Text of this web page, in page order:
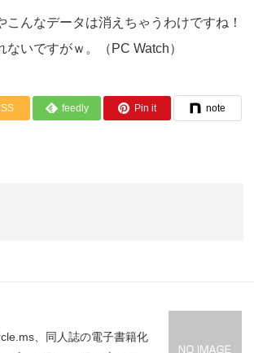
んなデータは消えちゃうわけですね！
いですがｗ。（PC Watch）
feedly Pin it note
、同人誌の電子書籍化